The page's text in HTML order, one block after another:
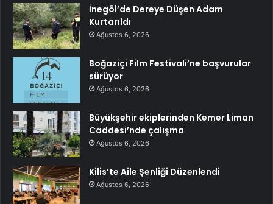
İnegöl’de Dereye Düşen Adam
Kurtarıldı
Ağustos 6, 2026
Boğaziçi Film Festivali’ne başvurular
sürüyor
Ağustos 6, 2026
Büyükşehir ekiplerinden Kemer Liman
Caddesi’nde çalışma
Ağustos 6, 2026
Kilis’te Aile Şenliği Düzenlendi
Ağustos 6, 2026